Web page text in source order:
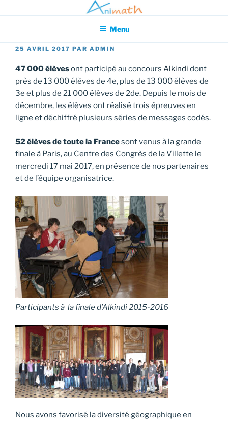
au
principal
Association pour l'Animation en Mathématiques
Menu
PUBLIÉ
25 AVRIL 2017 PAR ADMIN
47 000 élèvesont participé au concours Alkindi dont
près de 13 000 élèves de 4e, plus de 13 000 élèves de
3e et plus de 21 000 élèves de 2de. Depuis le mois de
décembre, les élèves ont réalisé trois épreuves en
ligne et déchiffré plusieurs séries de messages codés.
52 élèves de toute la Francesont venus à la grande
finale à Paris, au Centre des Congrès de la Villette le
mercredi 17 mai 2017, en présence de nos partenaires
et de l’équipe organisatrice.
Participants à la finale d’Alkindi 2015-2016
Nous avons favorisé la diversité géographique en